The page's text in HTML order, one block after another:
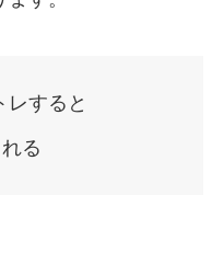
レすると
る